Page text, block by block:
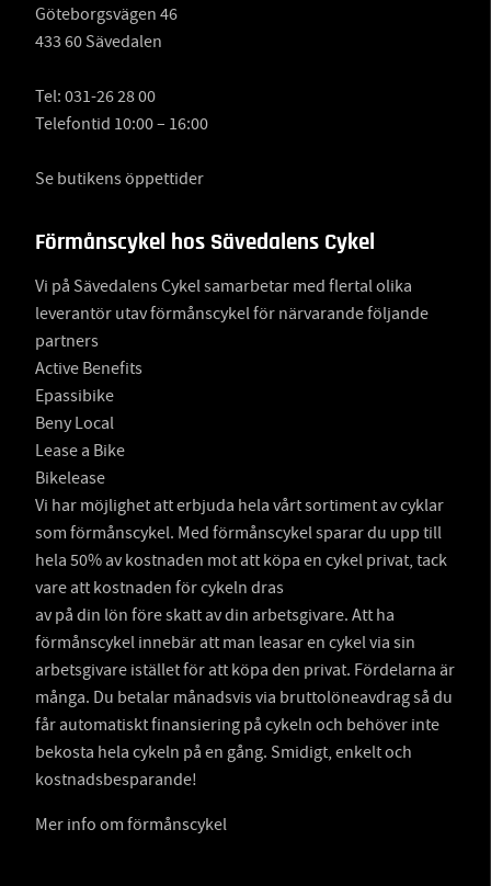
Göteborgsvägen 46
433 60 Sävedalen
Tel: 031-26 28 00
Telefontid 10:00 – 16:00
Se butikens öppettider
Förmånscykel hos Sävedalens Cykel
Vi på Sävedalens Cykel samarbetar med flertal olika
leverantör utav förmånscykel för närvarande följande
partners
Active Benefits
Epassibike
Beny Local
Lease a Bike
Bikelease
Vi har möjlighet att erbjuda hela vårt sortiment av cyklar
som förmånscykel. Med förmånscykel sparar du upp till
hela 50% av kostnaden mot att köpa en cykel privat, tack
vare att kostnaden för cykeln dras
av på din lön före skatt av din arbetsgivare. Att ha
förmånscykel innebär att man leasar en cykel via sin
arbetsgivare istället för att köpa den privat. Fördelarna är
många. Du betalar månadsvis via bruttolöneavdrag så du
får automatiskt finansiering på cykeln och behöver inte
bekosta hela cykeln på en gång. Smidigt, enkelt och
kostnadsbesparande!
Mer info om förmånscykel